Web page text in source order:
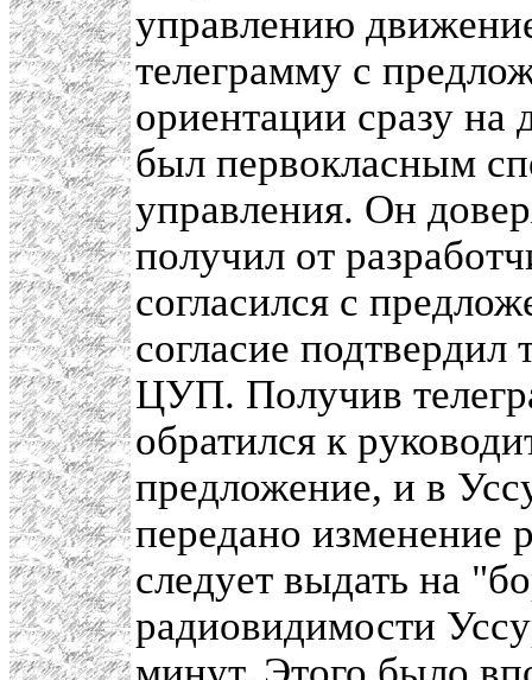
управлению
телеграмму с
ориентации сразу на
был первокласным
управления. Он
получил от
согласился с
согласие
ЦУП. Получив
обратился к
предложение, и в
передано изменение
следует выдать на
радиовидимости